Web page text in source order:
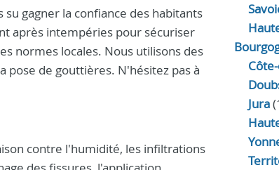
su gagner la confiance des habitants
après intempéries pour sécuriser
normes locales. Nous utilisons des
pose de gouttières. N'hésitez pas à
contre l'humidité, les infiltrations
Jura